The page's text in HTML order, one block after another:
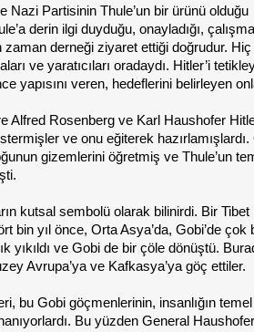
Nazi Partisinin Thule’un bir ürünü olduğu
derin ilgi duyduğu, onayladığı,
zaman derneği ziyaret ettiği doğrudur. Hiç
ve yaratıcıları oradaydı. Hitler’i
yapısını veren, hedeflerini belirleyen
Alfred Rosenberg ve Karl Haushofer
ve onu eğiterek
gizemlerini öğretmiş ve Thule’un
kutsal sembolü olarak bilinirdi. Bir Tibet
bin yıl önce, Orta Asya’da, Gobi’de çok
yıkıldı ve Gobi de bir çöle dönüştü.
Avrupa’ya ve Kafkasya’ya göç ettiler.
bu Gobi göçmenlerinin, insanlığın temel
Bu yüzden General